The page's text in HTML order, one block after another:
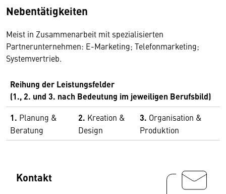
Nebentätigkeiten
Meist in Zusammenarbeit mit spezialisierten
Partnerunternehmen: E-Marketing; Telefonmarketing;
Systemvertrieb.
Reihung der Leistungsfelder
(1., 2. und 3. nach Bedeutung im jeweiligen Berufsbild)
1. Planung &
Beratung
2. Kreation &
Design
3. Organisation &
Produktion
Kontakt